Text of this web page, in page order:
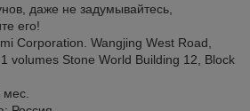
даже не задумывайтесь,
его!
Corporation. Wangjing West Road,
volumes Stone World Building 12, Block